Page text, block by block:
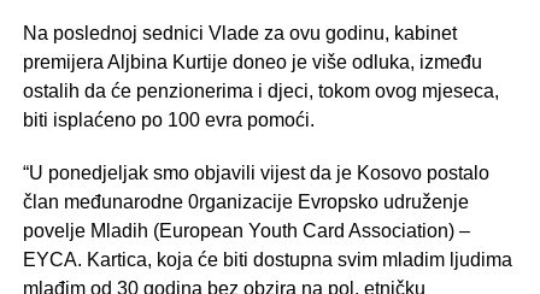
Na poslednoj sednici Vlade za ovu godinu, kabinet
premijera Aljbina Kurtije doneo je više odluka, između
ostalih da će penzionerima i djeci, tokom ovog mjeseca,
biti isplaćeno po 100 evra pomoći.
“U ponedjeljak smo objavili vijest da je Kosovo postalo
član međunarodne 0rganizacije Evropsko udruženje
povelje Mladih (European Youth Card Association) –
EYCA. Kartica, koja će biti dostupna svim mladim ljudima
mlađim od 30 godina bez obzira na pol, etničku